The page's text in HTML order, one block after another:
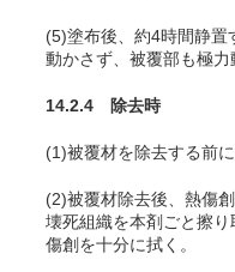
(5)塗布後、約4時間静置
動かさず、被覆部も極力
14.2.4 除去時
(1)被覆材を除去する前
(2)被覆材除去後、熱傷
壊死組織を本剤ごと擦
傷創を十分に拭く。